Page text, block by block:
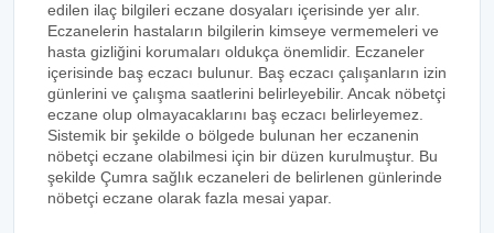
edilen ilaç bilgileri eczane dosyaları içerisinde yer alır.
Eczanelerin hastaların bilgilerin kimseye vermemeleri ve
hasta gizliğini korumaları oldukça önemlidir. Eczaneler
içerisinde baş eczacı bulunur. Baş eczacı çalışanların izin
günlerini ve çalışma saatlerini belirleyebilir. Ancak nöbetçi
eczane olup olmayacaklarını baş eczacı belirleyemez.
Sistemik bir şekilde o bölgede bulunan her eczanenin
nöbetçi eczane olabilmesi için bir düzen kurulmuştur. Bu
şekilde Çumra sağlık eczaneleri de belirlenen günlerinde
nöbetçi eczane olarak fazla mesai yapar.